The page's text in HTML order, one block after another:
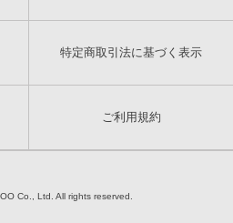
特定商取引法に基づく表示
ご利用規約
Co., Ltd. All rights reserved.